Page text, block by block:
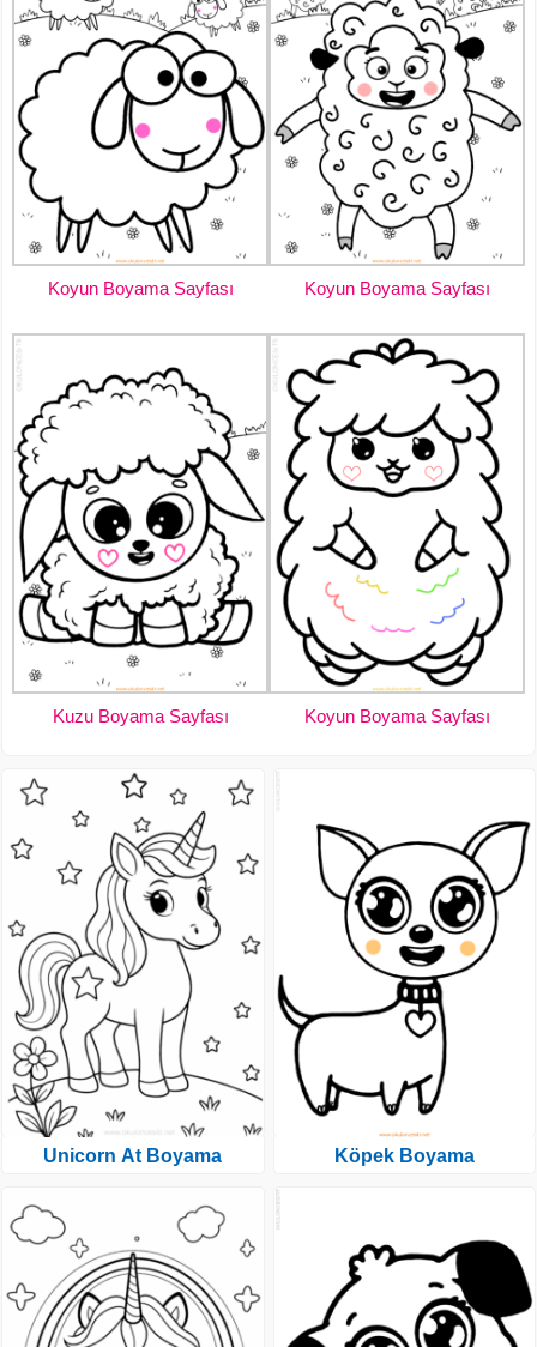
Koyun Boyama Sayfası Koyun Boyama Sayfası
Kuzu Boyama Sayfası Koyun Boyama Sayfası
Unicorn At Boyama Köpek Boyama